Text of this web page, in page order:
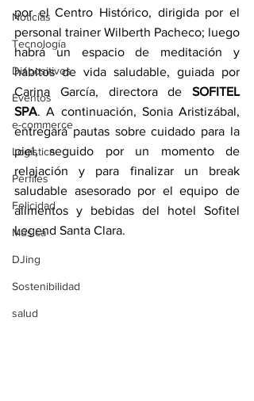
Noticias
Tecnología
Dispositivos
Eventos
e-commerce
Logística
Perfiles
Felicidad
Música
DJing
Sostenibilidad
salud
por el Centro Histórico, dirigida por el
personal trainer Wilberth Pacheco; luego
habrá un espacio de meditación y
hábitos de vida saludable, guiada por
Carina García, directora de SOFITEL
SPA. A continuación, Sonia Aristizábal,
entregará pautas sobre cuidado para la
piel, seguido por un momento de
relajación y para finalizar un break
saludable asesorado por el equipo de
alimentos y bebidas del hotel Sofitel
Legend Santa Clara.